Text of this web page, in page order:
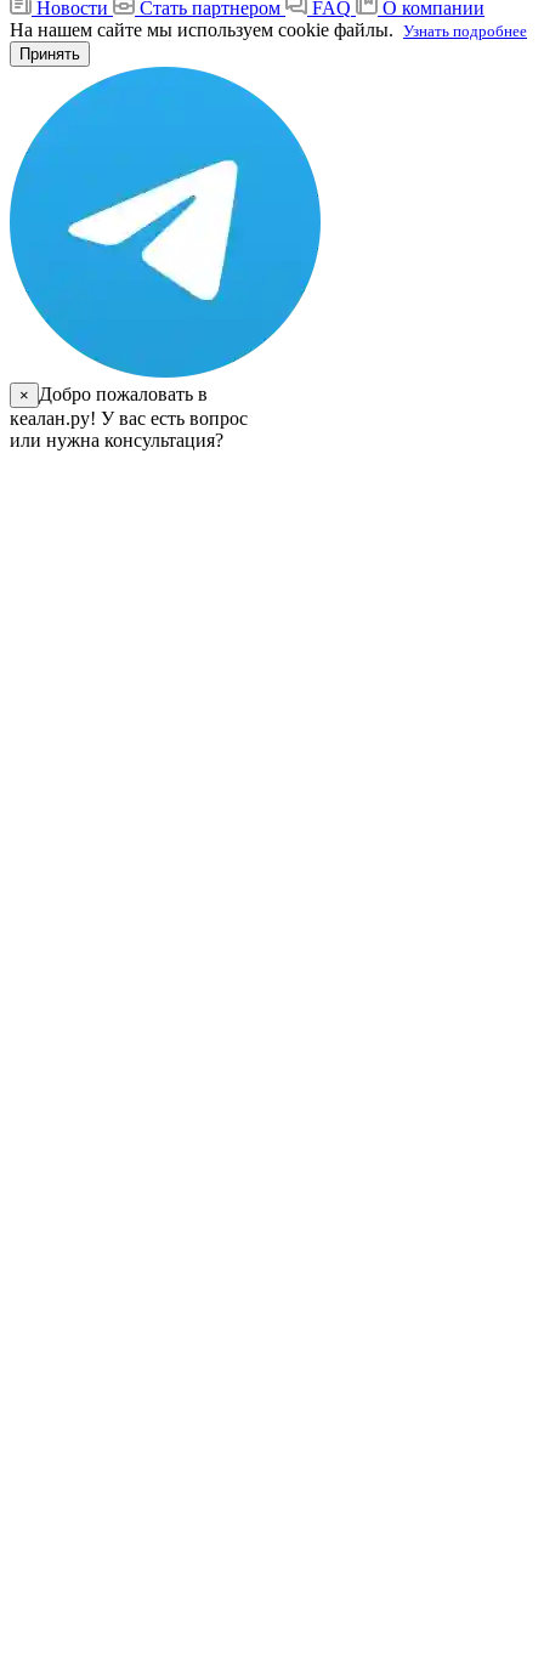
Новости
Стать партнером FAQ
О компании
На нашем сайте мы используем cookie файлы. Узнать подробнее
Принять
×
Добро пожаловать в
кеалан.ру! У вас есть вопрос
или нужна консультация?